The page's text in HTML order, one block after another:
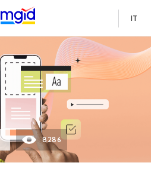
IT
8286